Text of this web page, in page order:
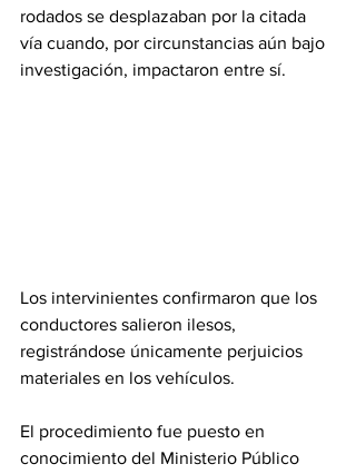
rodados se desplazaban por la citada
vía cuando, por circunstancias aún bajo
investigación, impactaron entre sí.
Los intervinientes confirmaron que los
conductores salieron ilesos,
registrándose únicamente perjuicios
materiales en los vehículos.
El procedimiento fue puesto en
conocimiento del Ministerio Público